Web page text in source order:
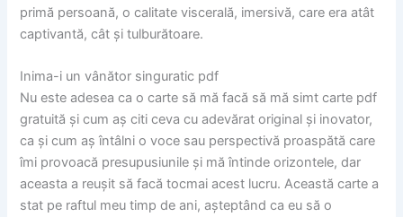
primă persoană, o calitate viscerală, imersivă, care era atât
captivantă, cât și tulburătoare.
Inima-i un vânător singuratic pdf
Nu este adesea ca o carte să mă facă să mă simt carte pdf
gratuită și cum aș citi ceva cu adevărat original și inovator,
ca și cum aș întâlni o voce sau perspectivă proaspătă care
îmi provoacă presupusiunile și mă întinde orizontele, dar
aceasta a reușit să facă tocmai acest lucru. Această carte a
stat pe raftul meu timp de ani, așteptând ca eu să o